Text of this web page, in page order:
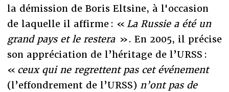
la démission de Boris Eltsine, à l'occasion
de laquelle il affirme : « La Russie a été un
grand pays et le restera ». En 2005, il précise
son appréciation de l’héritage de l’URSS :
« ceux qui ne regrettent pas cet événement
(l’effondrement de l’URSS) n’ont pas de